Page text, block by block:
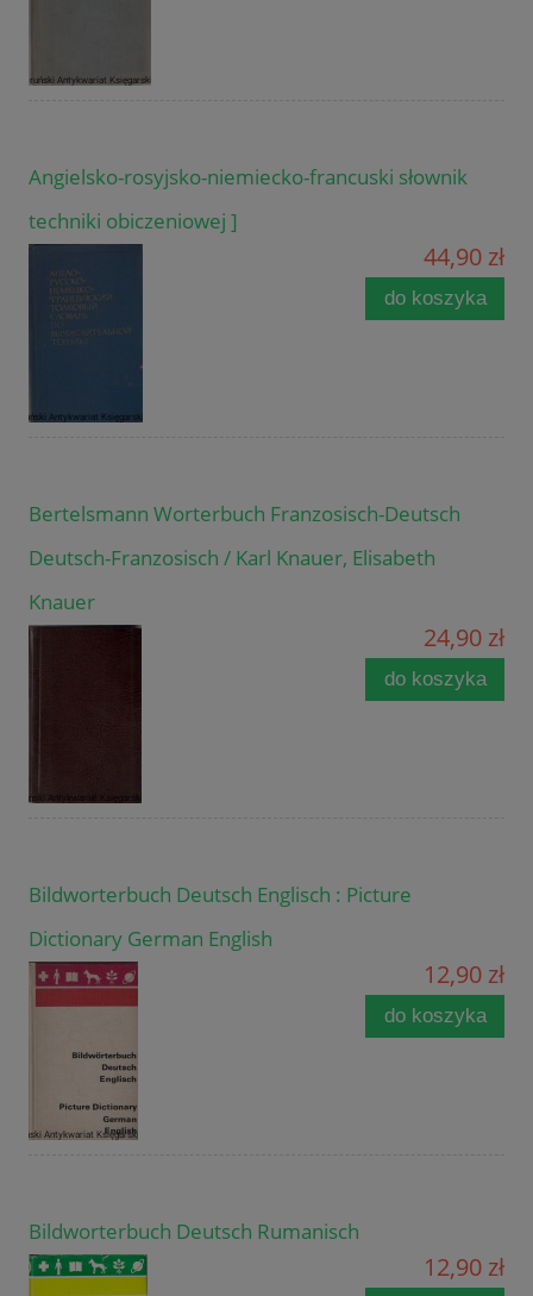
Angielsko-rosyjsko-niemiecko-francuski słownik
techniki obiczeniowej ]
44,90 zł
do koszyka
Bertelsmann Worterbuch Franzosisch-Deutsch
Deutsch-Franzosisch / Karl Knauer, Elisabeth
Knauer
24,90 zł
do koszyka
Bildworterbuch Deutsch Englisch : Picture
Dictionary German English
12,90 zł
do koszyka
Bildworterbuch Deutsch Rumanisch
12,90 zł